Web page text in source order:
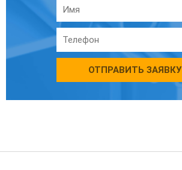
ОТПРАВИТЬ ЗАЯВКУ